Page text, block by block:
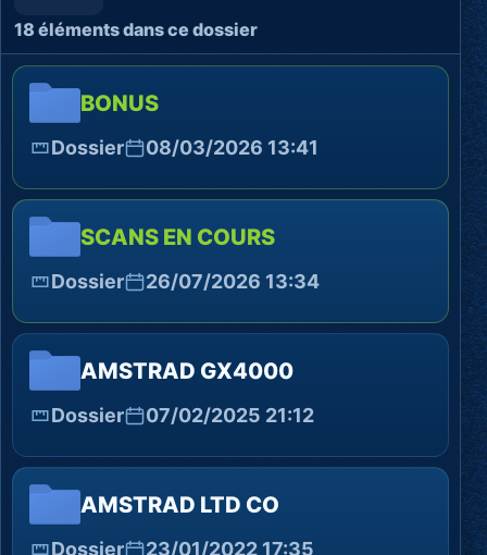
18 éléments dans ce dossier
BONUS
Dossier 08/03/2026 13:41
SCANS EN COURS
Dossier 26/07/2026 13:34
AMSTRAD GX4000
Dossier 07/02/2025 21:12
AMSTRAD LTD CO
Dossier 23/01/2022 17:35